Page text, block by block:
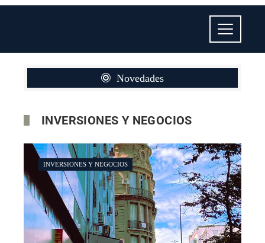
Novedades
INVERSIONES Y NEGOCIOS
INVERSIONES Y NEGOCIOS